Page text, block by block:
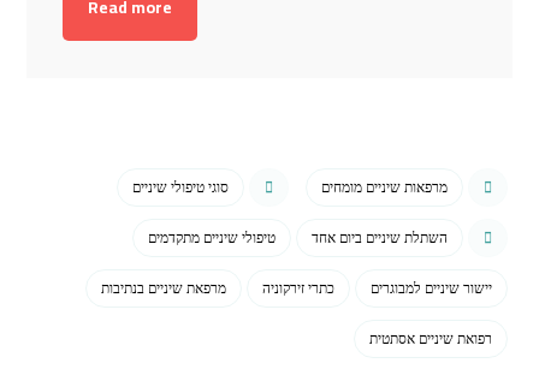
Read more
מרפאות שיניים מומחים
סוגי טיפולי שיניים
השתלת שיניים ביום אחד
טיפולי שיניים מתקדמים
יישור שיניים למבוגרים
כתרי זירקוניה
מרפאת שיניים בנתיבות
רפואת שיניים אסתטית